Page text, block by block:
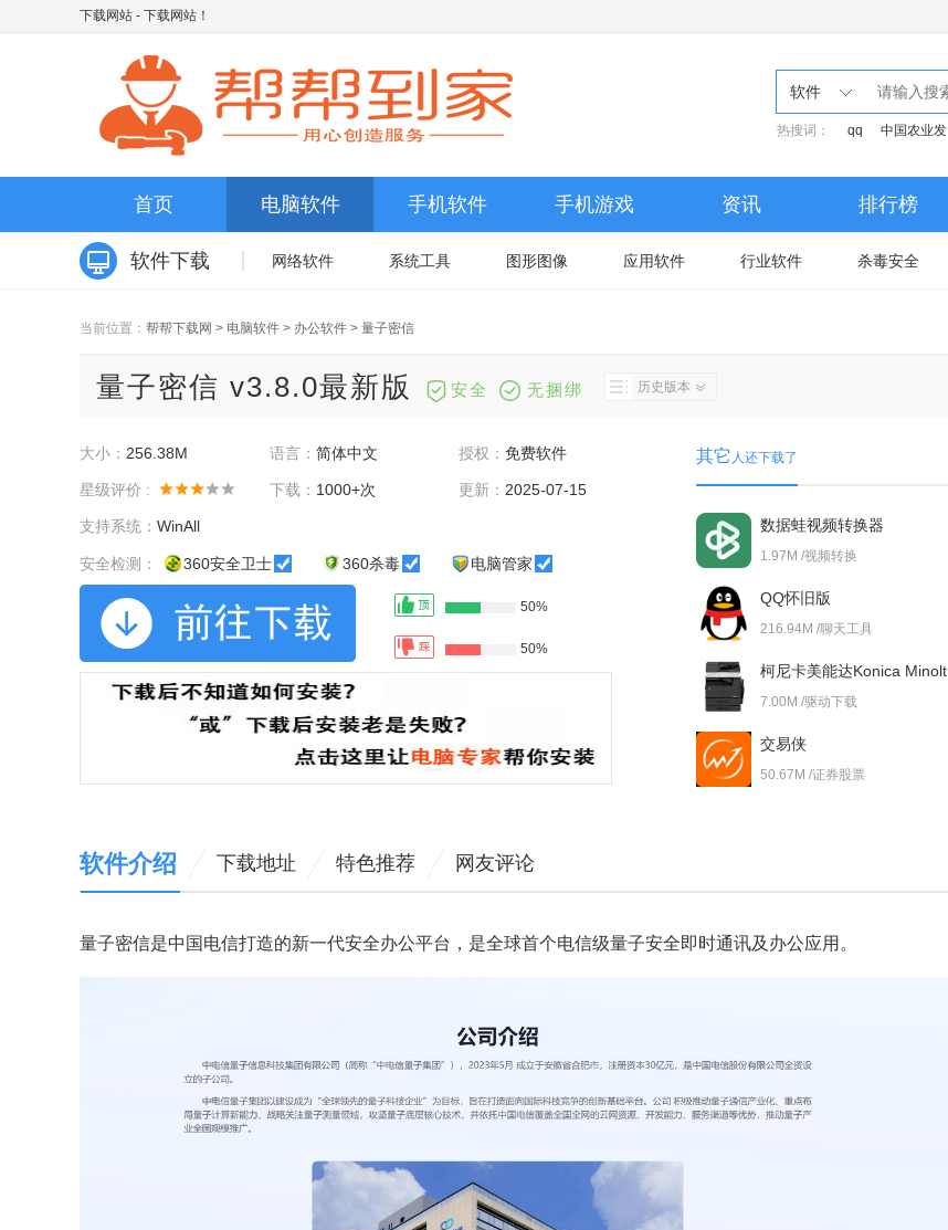
下载网站 - 下载网站！
软件
热搜词： qq 中国农业发
首页 电脑软件 手机软件 手机游戏 资讯 排行榜
软件下载 网络软件 系统工具 图形图像 应用软件 行业软件 杀毒安全
当前位置： 帮帮下载网 > 电脑软件 > 办公软件 > 量子密信
量子密信 v3.8.0最新版 安全 无捆绑 历史版本
大小： 256.38M 语言： 简体中文 授权：免费软件
星级评价 : 下载： 1000+次 更新： 2025-07-15
支持系统： WinAll
安全检测： 360安全卫士 360杀毒 电脑管家
50%
50%
其它 人还下载了
数据蛙视频转换器
1.97M /视频转换
QQ怀旧版
216.94M /聊天工具
7.00M /驱动下载
交易侠
50.67M /证券股票
软件介绍 下载地址 特色推荐 网友评论
量子密信是中国电信打造的新一代安全办公平台，是全球首个电信级量子安全即时通讯及办公应用。